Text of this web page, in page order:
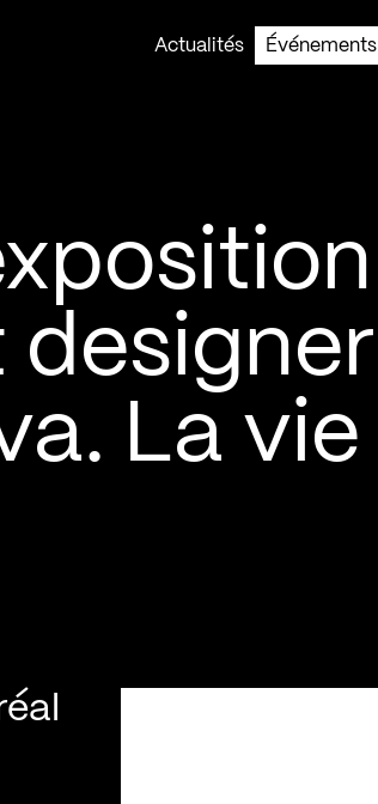
Actualités
Événements
designer
La vie